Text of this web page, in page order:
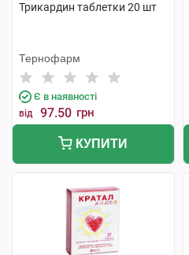
Трикардин таблетки 20 шт
Тернофарм
Є в наявності
від 97.50 грн
КУПИТИ